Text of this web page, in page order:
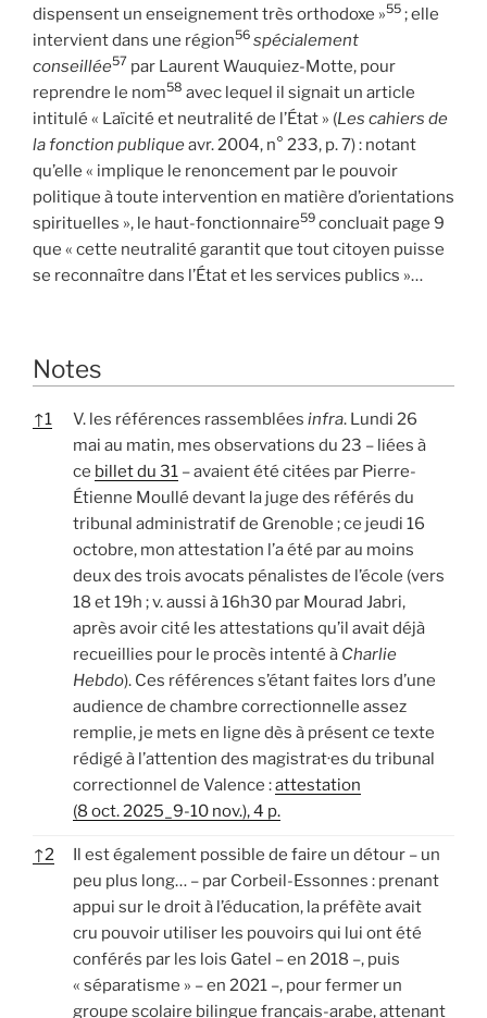
dispensent un enseignement très orthodoxe »55 ; elle
intervient dans une région56 spécialement
conseillée57 par Laurent Wauquiez-Motte, pour
reprendre le nom58 avec lequel il signait un article
intitulé « Laïcité et neutralité de l’État » (Les cahiers de
la fonction publiqueavr. 2004, n° 233, p. 7) : notant
qu’elle « implique le renoncement par le pouvoir
politique à toute intervention en matière d’orientations
spirituelles », le haut-fonctionnaire59 concluait page 9
que « cette neutralité garantit que tout citoyen puisse
se reconnaître dans l’État et les services publics »…
Notes
↑1 V. les références rassemblées infra. Lundi 26
mai au matin, mes observations du 23 – liées à
ce billet du 31 – avaient été citées par Pierre-
Étienne Moullé devant la juge des référés du
tribunal administratif de Grenoble ; ce jeudi 16
octobre, mon attestation l’a été par au moins
deux des trois avocats pénalistes de l’école (vers
18 et 19h ; v. aussi à 16h30 par Mourad Jabri,
après avoir cité les attestations qu’il avait déjà
recueillies pour le procès intenté à Charlie
Hebdo). Ces références s’étant faites lors d’une
audience de chambre correctionnelle assez
remplie, je mets en ligne dès à présent ce texte
rédigé à l’attention des magistrat·es du tribunal
correctionnel de Valence :attestation
(8 oct. 2025_9-10 nov.), 4 p.
↑2
Il est également possible de faire un détour – un
peu plus long… – par Corbeil-Essonnes : prenant
appui sur le droit à l’éducation, la préfète avait
cru pouvoir utiliser les pouvoirs qui lui ont été
conférés par les lois Gatel – en 2018 –, puis
« séparatisme » – en 2021 –, pour fermer un
groupe scolaire bilingue français-arabe, attenant